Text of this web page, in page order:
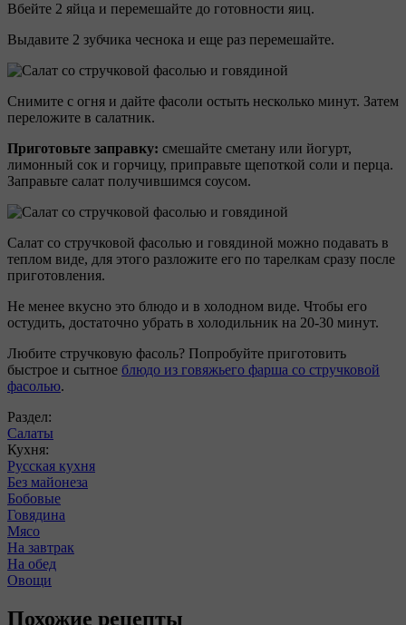
Вбейте 2 яйца и перемешайте до готовности яиц.
Выдавите 2 зубчика чеснока и еще раз перемешайте.
Снимите с огня и дайте фасоли остыть несколько минут. Затем
переложите в салатник.
Приготовьте заправку: смешайте сметану или йогурт,
лимонный сок и горчицу, приправьте щепоткой соли и перца.
Заправьте салат получившимся соусом.
Салат со стручковой фасолью и говядиной можно подавать в
теплом виде, для этого разложите его по тарелкам сразу после
приготовления.
Не менее вкусно это блюдо и в холодном виде. Чтобы его
остудить, достаточно убрать в холодильник на 20-30 минут.
Любите стручковую фасоль? Попробуйте приготовить
быстрое и сытное блюдо из говяжьего фарша со стручковой
фасолью.
Раздел:
Салаты
Кухня:
Русская кухня
Без майонеза
Бобовые
Говядина
Мясо
На завтрак
На обед
Овощи
Похожие рецепты